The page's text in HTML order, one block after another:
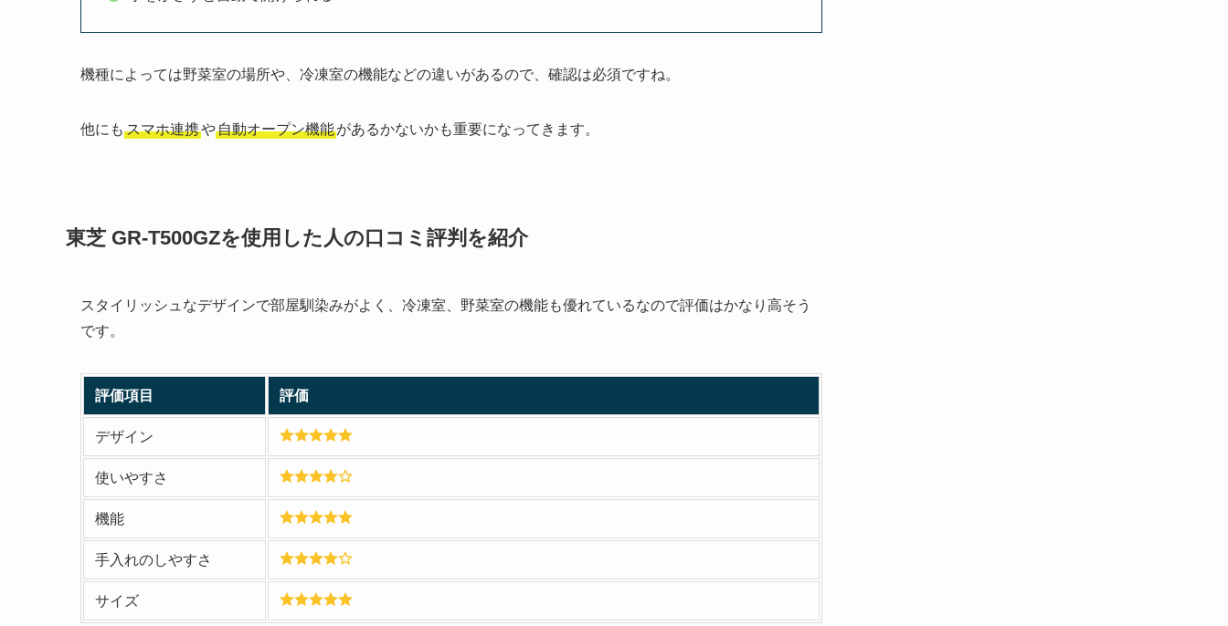
機種によっては野菜室の場所や、冷凍室の機能などの違いがあるので、確認は必須ですね。
他にも スマホ連携や自動オープン機能があるかないかも重要になってきます。
東芝 GR-T500GZを使用した人の口コミ評判を紹介
スタイリッシュなデザインで部屋馴染みがよく、冷凍室、野菜室の機能も優れているなので評価はかなり高そう
です。
評価項目 評価
デザイン
使いやすさ
機能
手入れのしやすさ
サイズ